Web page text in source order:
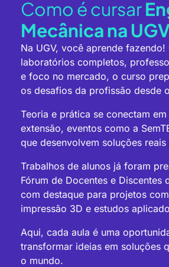
Como é cursar
Mecânica na
Na UGV, você aprende fazendo!
laboratórios completos,
e foco no mercado, o curso
os desafios da profissão desde
Teoria e prática se conectam
extensão, eventos como a
que desenvolvem soluções
Trabalhos de alunos já foram
Fórum de Docentes e Discentes
com destaque para projetos
impressão 3D e estudos
Aqui, cada aula é uma
transformar ideias em soluções
o mundo.